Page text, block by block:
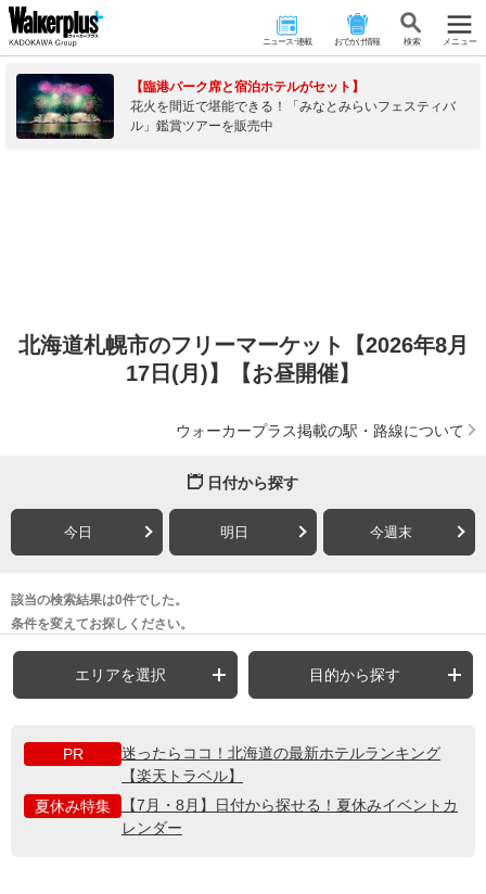
ニュース･連載 おでかけ情報 検 索 メニュー
【臨港パーク席と宿泊ホテルがセット】
花火を間近で堪能できる！「みなとみらいフェスティバ
ル」鑑賞ツアーを販売中
北海道札幌市のフリーマーケット【2026年8月
17日(月)】【お昼開催】
ウォーカープラス掲載の駅・路線について
日付から探す
今日 明日 今週末
該当の検索結果は0件でした。
条件を変えてお探しください。
エリアを選択 目的から探す
PR
迷ったらココ！北海道の最新ホテルランキング
【楽天トラベル】
夏休み特集
【7月・8月】日付から探せる！夏休みイベントカ
レンダー